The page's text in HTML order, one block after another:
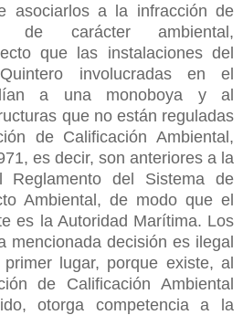
asociarlos a la infracción de
de carácter ambiental,
que las instalaciones del
involucradas en el
a una monoboya y al
que no están reguladas
de Calificación Ambiental,
es decir, son anteriores a la
del Sistema de
Ambiental, de modo que el
es la Autoridad Marítima. Los
mencionada decisión es ilegal
lugar, porque existe, al
de Calificación Ambiental
otorga competencia a la